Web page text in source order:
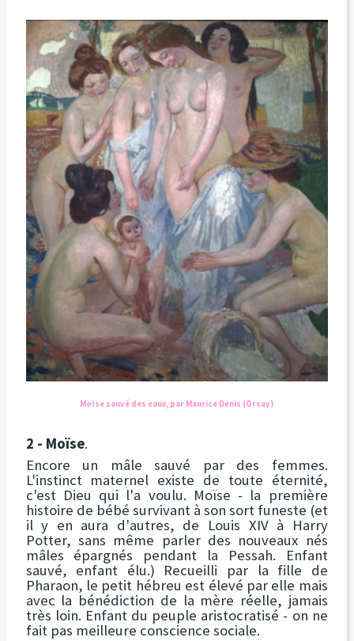
Moïse sauvé des eaux, par Maurice Denis (Orsay)
2 - Moïse.
Encore un mâle sauvé par des femmes.
L'instinct maternel existe de toute éternité,
c'est Dieu qui l'a voulu. Moïse - la première
histoire de bébé survivant à son sort funeste (et
il y en aura d'autres, de Louis XIV à Harry
Potter, sans même parler des nouveaux nés
mâles épargnés pendant la Pessah. Enfant
sauvé, enfant élu.) Recueilli par la fille de
Pharaon, le petit hébreu est élevé par elle mais
avec la bénédiction de la mère réelle, jamais
très loin. Enfant du peuple aristocratisé - on ne
fait pas meilleure conscience sociale.